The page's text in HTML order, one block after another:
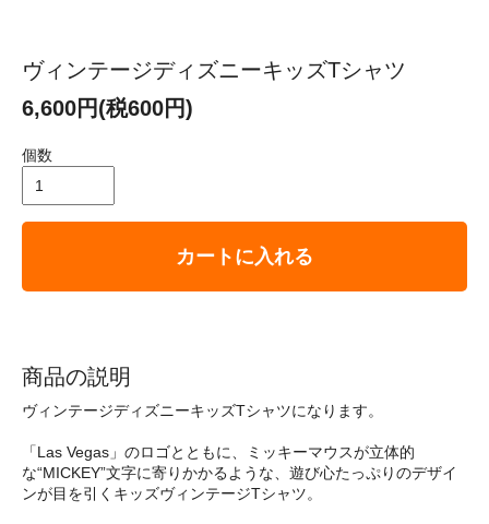
ヴィンテージディズニーキッズTシャツ
6,600円(税600円)
個数
カートに入れる
商品の説明
ヴィンテージディズニーキッズTシャツになります。
「Las Vegas」のロゴとともに、ミッキーマウスが立体的
な“MICKEY”文字に寄りかかるような、遊び心たっぷりのデザイ
ンが目を引くキッズヴィンテージTシャツ。